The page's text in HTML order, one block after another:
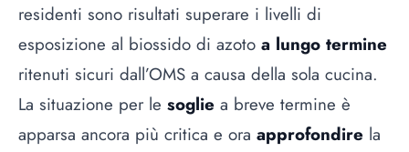
residenti sono risultati superare i livelli di
esposizione al biossido di azoto a lungo termine
ritenuti sicuri dall’OMS a causa della sola cucina.
La situazione per le soglie a breve termine è
apparsa ancora più critica e ora approfondire la